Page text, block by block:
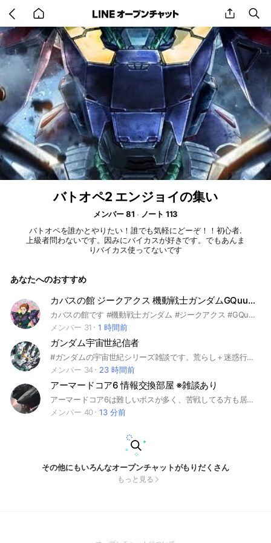
back
to
home
share
バトオペ2 エンジョイの集い
メンバー 81
ノート 113
バトオペを誰かとやりたい！誰でも気軽にどーぞ！！初心者.
上級者問わないです。因みにバイカスが好きです。でもあんま
りバイカス使ってないです
あなたへのおすすめ
カバスの館 ジークアクス 機動戦士ガンダムGQuuuuuuX
カバスの館です #機動戦士ガンダム #ジークアクス #GQuuuuuuX #マチュ #アマテ・ユズリハ #ニャアン #シュウジ #シュウジ・イトウ #シャア #シャア・アズナブル #シャリア・ブル #ララァ #ララァ・スン #シイコ・スガイ #キシリア・ザビ #ドゥー・ムラサメ #コモリ・ハーコート #アムロ #アムロ・レイ #セイラ #アルテイシア
メンバー 31
1 時間前
ガンダム宇宙世紀信者
#ガンダムの宇宙世紀シリーズ雑談です。荒らし＋迷惑行為はやめてください 追記:また、入りたくなったよーて方もご気軽にどうぞ！
メンバー 34
23 時間前
アーマードコア6 情報交換部屋 ※雑談あり
アーマードコア6は難しいボスが多く、苦戦してる方も居るでしょう。そこでみんなで情報共有しながらストーリー攻略ができればいいなと思ってこのオプを建てました。主はアーマードコア6から始めた初心者なので、、まあ知識がないと思います...みなさんの手でアーマードコア6攻略しましょう！推奨する人 ストーリーで詰んで困っている 初心者 アーマードコア6の雑談がしたい #ゲーム#アーマードコア6#雑談#AC6
メンバー 40
13 分前
その他にもいろんなオープンチャットがもりだくさん
もっと見る